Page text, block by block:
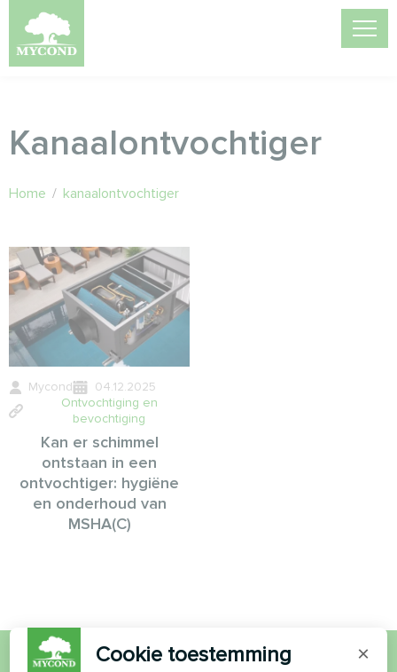
Kanaalontvochtiger
Home / kanaalontvochtiger
Mycond
04.12.2025
Ontvochtiging en
bevochtiging
Kan er schimmel
ontstaan in een
ontvochtiger: hygiëne
en onderhoud van
MSHA(C)
Cookie toestemming ×